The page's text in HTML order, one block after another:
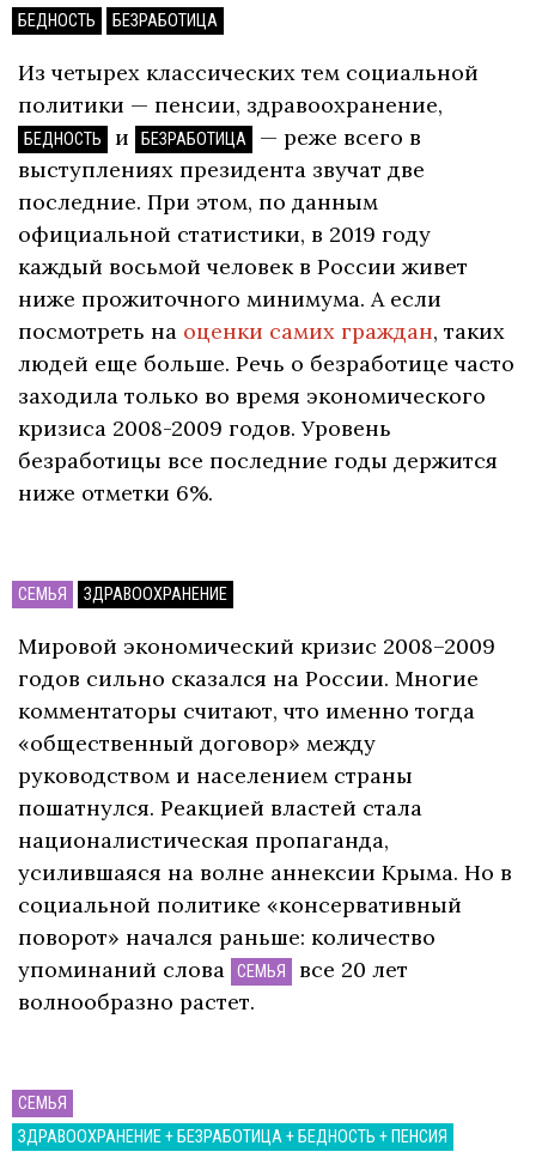
БЕДНОСТЬ БЕЗРАБОТИЦА
Из четырех классических тем социальной
политики — пенсии, здравоохранение,
БЕДНОСТЬ и БЕЗРАБОТИЦА
— реже всего в
выступлениях президента звучат две
последние. При этом, по данным
официальной статистики, в 2019 году
каждый восьмой человек в России живет
ниже прожиточного минимума. А если
посмотреть на оценки самих граждан, таких
людей еще больше. Речь о безработице часто
заходила только во время экономического
кризиса 2008-2009 годов. Уровень
безработицы все последние годы держится
ниже отметки 6%.
СЕМЬЯ ЗДРАВООХРАНЕНИЕ
Мировой экономический кризис 2008–2009
годов сильно сказался на России. Многие
комментаторы считают, что именно тогда
«общественный договор» между
руководством и населением страны
пошатнулся. Реакцией властей стала
националистическая пропаганда,
усилившаяся на волне аннексии Крыма. Но в
социальной политике «консервативный
поворот» начался раньше: количество
упоминаний слова
СЕМЬЯ
все 20 лет
волнообразно растет.
СЕМЬЯ
ЗДРАВООХРАНЕНИЕ + БЕЗРАБОТИЦА + БЕДНОСТЬ + ПЕНСИЯ